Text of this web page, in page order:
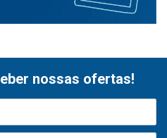
nossas ofertas!